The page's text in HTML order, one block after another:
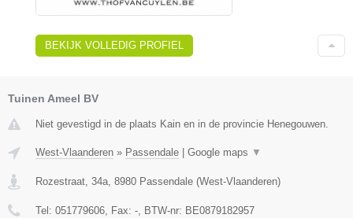
BEKIJK VOLLEDIG PROFIEL
Tuinen Ameel BV
Niet gevestigd in de plaats Kain en in de provincie Henegouwen.
West-Vlaanderen » Passendale Google maps ▼
Rozestraat, 34a, 8980 Passendale (West-Vlaanderen)
Tel: 051779606, Fax: -, BTW-nr: BE0879182957